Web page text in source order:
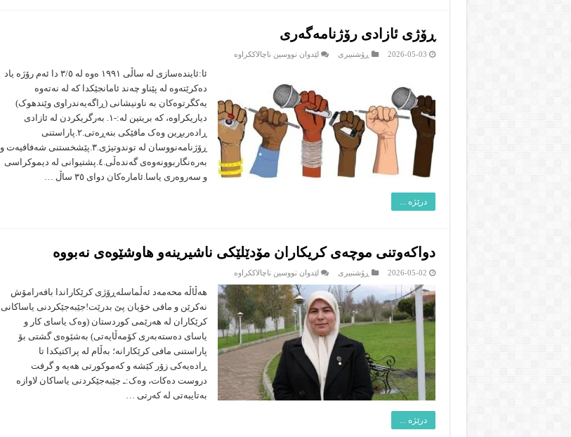
ڕۆژى ئازادى رۆژنامەگەری
2026-05-03 ڕۆشنبیرى لێدوان نووسین ناچالاککراوە
رۆژنامەگەری
ئا:ئایندەسازی لە ساڵى ١٩٩١ ەوە لە ٣/٥ دا ئەم رۆژە یاد
دەکرێتەوە لە پێناو چەند ئامانجێکدا کە لە نەتەوە
یەکگرتوەکان بە ناونیشانى (ڕاگەیەندراوى وێندهوک)
دیاریکراوە، کە بریتین لە:-١. بەرگریکردن لە ئازادی
ڕادەربڕین وەک مافێکی بنەڕەتی.٢.پاراستنی
ڕۆژنامەنووسان لە توندوتیژی.٣.پێشخستنی شەفافیەت و
بەرەنگاربوونەوەی گەندەڵی.٤.پشتیوانی لە دیموکراسی
و سەروەری یاسا.ئامارەکان دواى ٣٥ ساڵ …
درێژە ...
دواکەوتنی موچەی کریکاران مۆدێلێکی ناشیرینەو هاوشێوەی نەبووە
2026-05-02 ڕۆشنبیرى لێدوان نووسین ناچالاککراوە
موچەی
کریکاران
مۆدێلێکی
ناشیرینەو
هاوشێوەی
نەبووە
هەڵاڵە محەمەد ئەڵماسلەڕۆژی کرێکاراندا بافەرامۆش
نەکرێن و مافی خۆیان پێ بدرێت!جێبەجێکردنی یاساکانی
کرێکاران لە هەرێمی کوردستان (وەک یاسای کار و
یاسای دەستەبەری کۆمەڵایەتی) بەشێوەی گشتی بۆ
پاراستنی مافی کرێکارانە؛ بەڵام لە پراکتیکدا تا
ڕادەیەکی زۆر کێشە و کەموکورتی هەیە و گرفت
دروست دەکات، وەک:ـ جێبەجێکردنی یاساکان لاوازە
بەتایبەتی لە کەرتی …
درێژە ...